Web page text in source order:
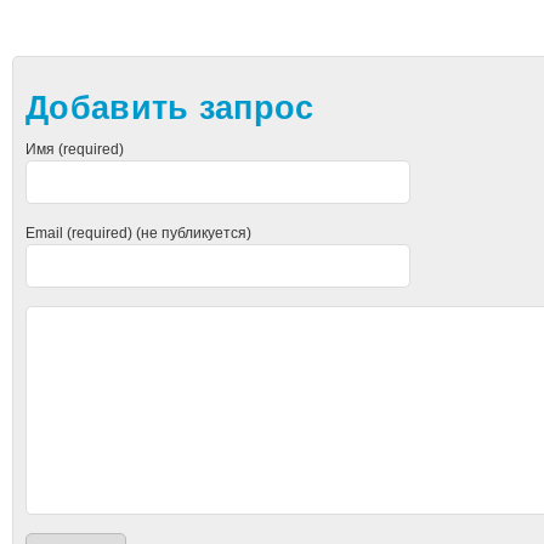
Добавить запрос
Имя (required)
Email (required) (не публикуется)